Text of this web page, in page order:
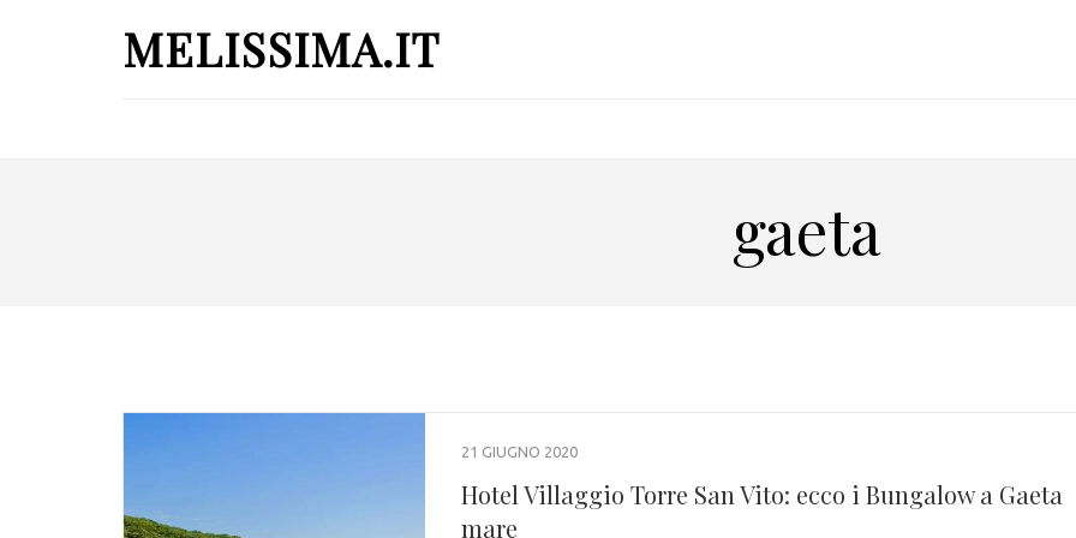
MELISSIMA.IT
gaeta
21 GIUGNO 2020
Hotel Villaggio Torre San Vito: ecco i Bungalow a Gaeta
mare